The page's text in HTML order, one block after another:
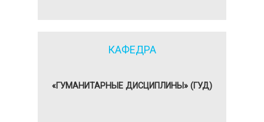
КАФЕДРА
«ГУМАНИТАРНЫЕ ДИСЦИПЛИНЫ» (ГУД)